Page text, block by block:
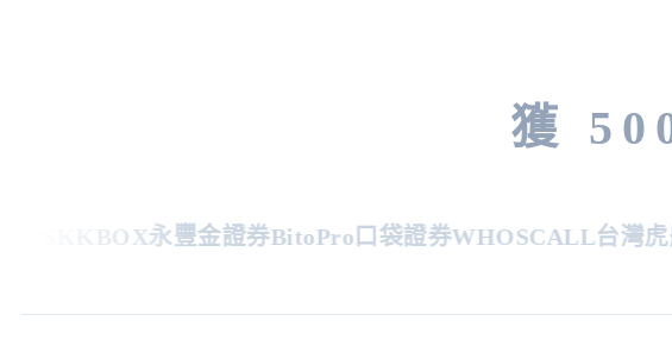
獲
KKBOX永豐金證券BitoPro口袋證券WHOSCALL台灣虎航